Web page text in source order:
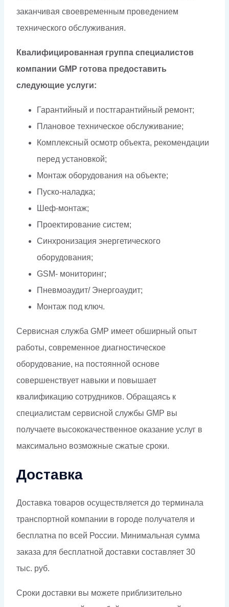
заканчивая своевременным проведением
технического обслуживания.
Квалифицированная группа специалистов
компании GMP готова предоставить
следующие услуги:
Гарантийный и постгарантийный ремонт;
Плановое техническое обслуживание;
Комплексный осмотр объекта, рекомендации
перед установкой;
Монтаж оборудования на объекте;
Пуско-наладка;
Шеф-монтаж;
Проектирование систем;
Синхронизация энергетического
оборудования;
GSM- мониторинг;
Пневмоаудит/ Энергоаудит;
Монтаж под ключ.
Сервисная служба GMP имеет обширный опыт
работы, современное диагностическое
оборудование, на постоянной основе
совершенствует навыки и повышает
квалификацию сотрудников. Обращаясь к
специалистам сервисной службы GMP вы
получаете высококачественное оказание услуг в
максимально возможные сжатые сроки.
Доставка
Доставка товаров осуществляется до терминала
транспортной компании в городе получателя и
бесплатна по всей России. Минимальная сумма
заказа для бесплатной доставки составляет 30
тыс. руб.
Сроки доставки вы можете приблизительно